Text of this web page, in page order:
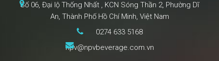
Số 06, Đại lộ Thống Nhất , KCN Sóng Thần 2, Phường Dĩ
An, Thành Phố Hồ Chí Minh, Việt Nam
0274 633 5168
npv@npvbeverage.com.vn